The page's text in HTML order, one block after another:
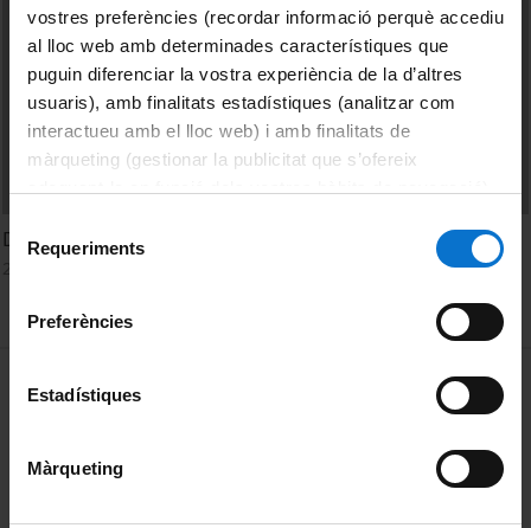
vostres preferències (recordar informació perquè accediu
al lloc web amb determinades característiques que
puguin diferenciar la vostra experiència de la d’altres
usuaris), amb finalitats estadístiques (analitzar com
interactueu amb el lloc web) i amb finalitats de
màrqueting (gestionar la publicitat que s’ofereix
consultar laPolítica de galetes del lloc web de la
de Requeriments
Preferències
Estadístiques
Màrqueting
David Guzmán. The value time
MENÚ PEU 1
Privadesa i termes